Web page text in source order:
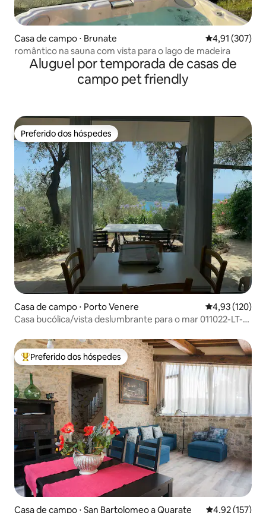
Casa de campo ⋅ Brunate 4,91 de uma
4,91 (307)
romântico na sauna com vista para o lago de madeira
Aluguel por temporada de casas de
campo pet friendly
Preferido dos hóspedes
Preferido dos hóspedes
Casa de campo ⋅ Porto Venere 4,93 de uma
4,93 (120)
Casa bucólica/vista deslumbrante para o mar 011022-LT-
Entre os melhores preferidos dos hóspedes
Preferido dos hóspedes
Casa de campo ⋅ San Bartolomeo a Quarate 4,92 de uma
4,92 (157)